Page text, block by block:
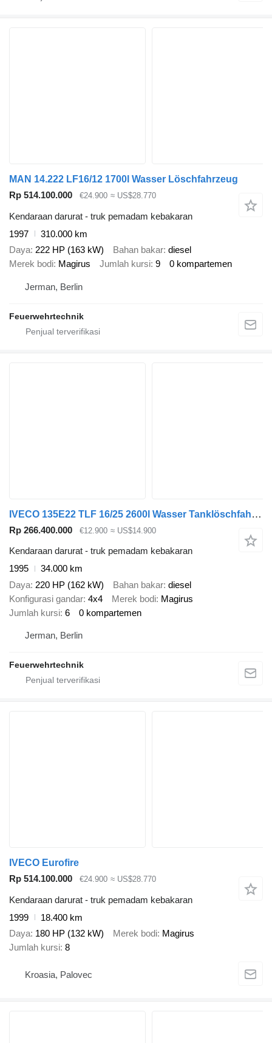
MAN 14.222 LF16/12 1700l Wasser Löschfahrzeug
Rp 514.100.000
€24.900 ≈ US$28.770
Kendaraan darurat - truk pemadam kebakaran
1997
310.000 km
Daya 222 HP (163 kW) Bahan bakar diesel
Merek bodi Magirus Jumlah kursi 9 0 kompartemen
Jerman, Berlin
Feuerwehrtechnik
IVECO 135E22 TLF 16/25 2600l Wasser Tanklöschfahrzeug
Rp 266.400.000 €12.900 ≈ US$14.900
Kendaraan darurat - truk pemadam kebakaran
1995
34.000 km
Daya 220 HP (162 kW) Bahan bakar diesel
Konfigurasi gandar 4x4 Merek bodi Magirus
Jumlah kursi 6 0 kompartemen
Jerman, Berlin
Feuerwehrtechnik
IVECO Eurofire
Rp 514.100.000
€24.900 ≈ US$28.770
Kendaraan darurat - truk pemadam kebakaran
1999
18.400 km
Daya 180 HP (132 kW) Merek bodi Magirus
Jumlah kursi 8
Kroasia, Palovec